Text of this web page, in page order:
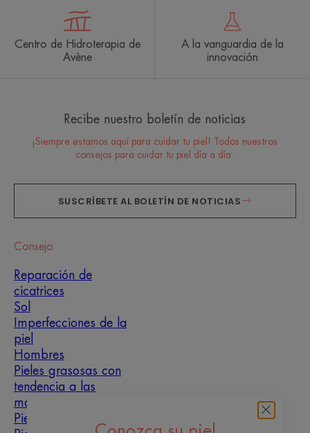
Centro de Hidroterapia de
Avène
A la vanguardia de la
innovación
Recibe nuestro boletín de noticias
¡Siempre estamos aquí para cuidar tu piel! Todos nuestros
consejos para cuidar tu piel día a día.
SUSCRÍBETE AL BOLETÍN DE NOTICIAS
Consejo
Reparación de
cicatrices
Sol
Imperfecciones de la
piel
Hombres
Pieles grasosas con
tendencia a las
manchas
Pieles mixtas